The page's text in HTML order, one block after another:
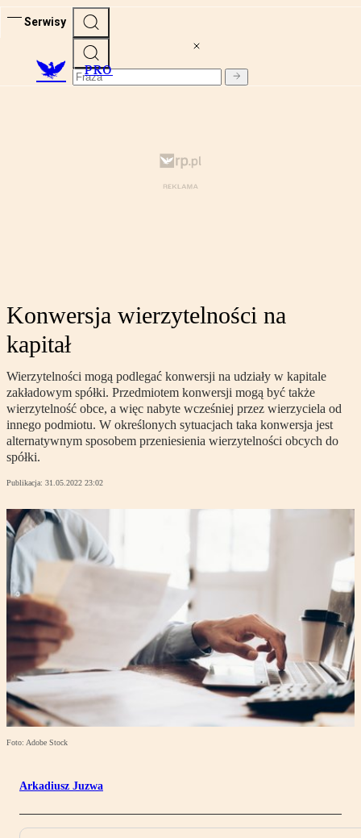
Serwisy
PRO
Konwersja wierzytelności na
kapitał
Wierzytelności mogą podlegać konwersji na udziały w kapitale
zakładowym spółki. Przedmiotem konwersji mogą być także
wierzytelność obce, a więc nabyte wcześniej przez wierzyciela od
innego podmiotu. W określonych sytuacjach taka konwersja jest
alternatywnym sposobem przeniesienia wierzytelności obcych do
spółki.
Publikacja: 31.05.2022 23:02
Foto: Adobe Stock
Arkadiusz Juzwa